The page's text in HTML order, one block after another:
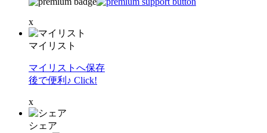
x
マイリスト
マイリストへ保存
後で便利♪ Click!
x
シェア